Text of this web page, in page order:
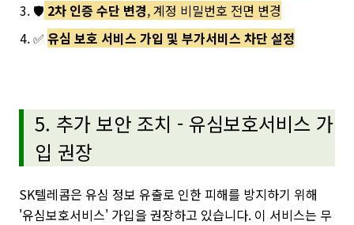
🛡️ 2차 인증 수단 변경, 계정 비밀번호 전면 변경
✅ 유심 보호 서비스 가입 및 부가서비스 차단 설정
5. 추가 보안 조치 - 유심보호서비스 가
입 권장
SK텔레콤은 유심 정보 유출로 인한 피해를 방지하기 위해
'유심보호서비스' 가입을 권장하고 있습니다. 이 서비스는 무